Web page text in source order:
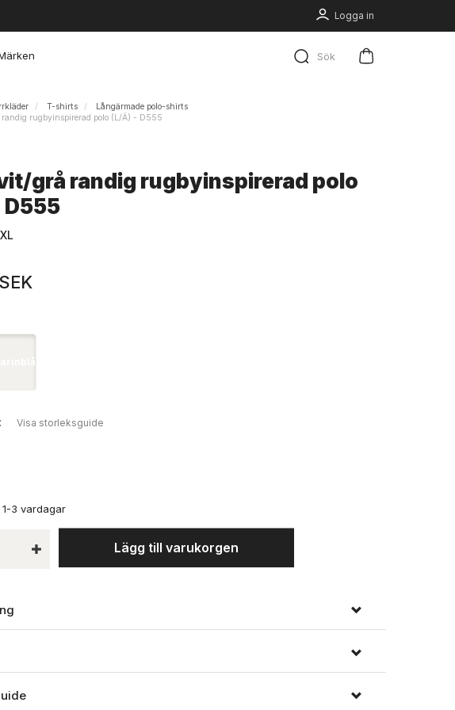
Logga in
Sök
T-shirts
Långärmade polo-shirts
rugbyinspirerad polo (L/Ä) - D555
grå randig rugbyinspirerad polo
D555
Visa storleksguide
Lägg till varukorgen